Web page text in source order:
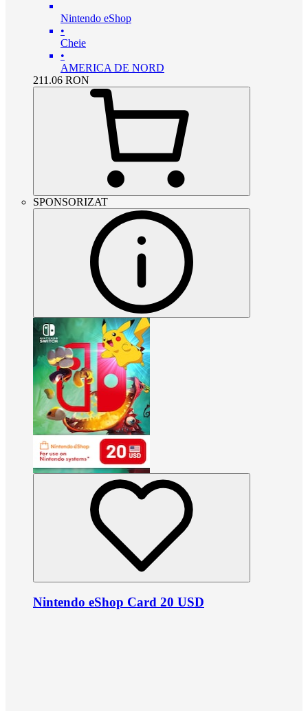
Nintendo eShop
•
Cheie
•
AMERICA DE NORD
211.06 RON
SPONSORIZAT
Nintendo eShop Card 20 USD